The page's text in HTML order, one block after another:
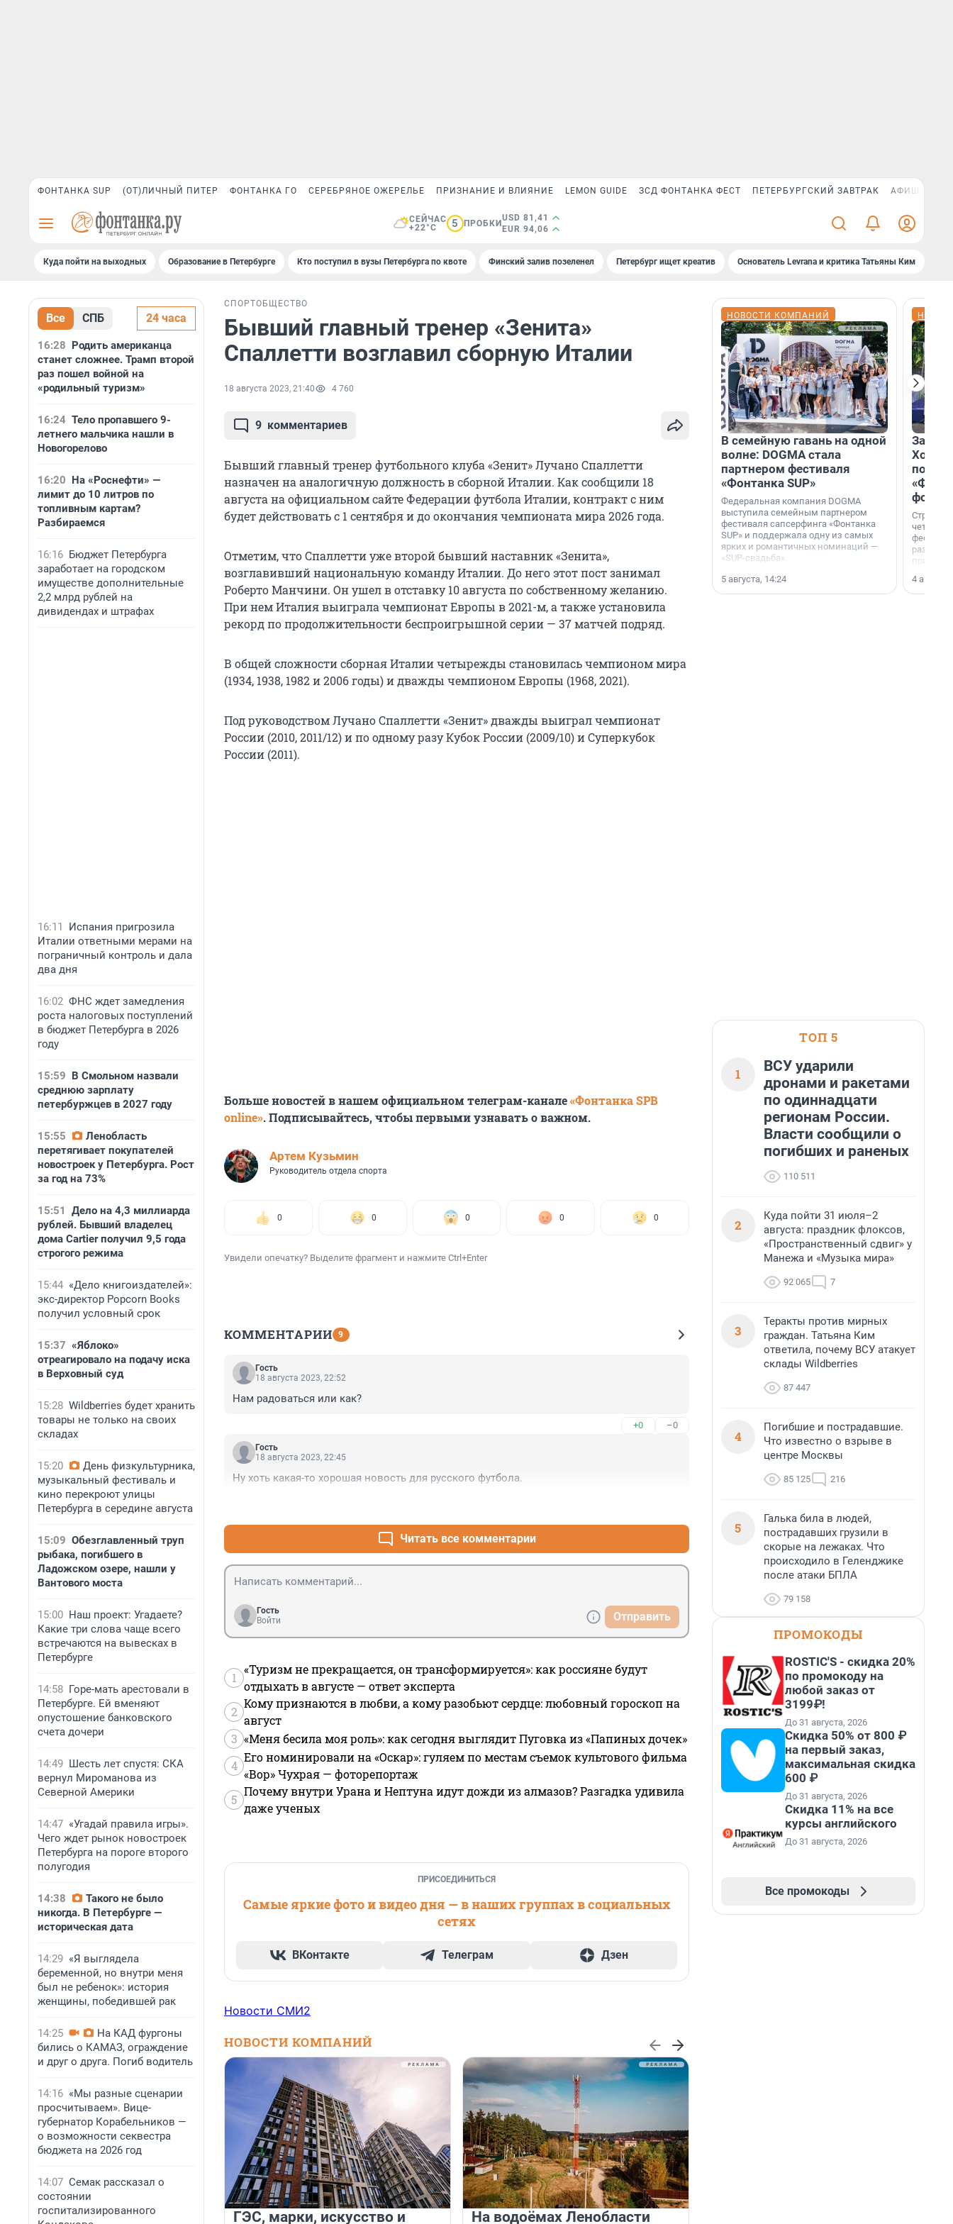
ФОНТАНКА SUP (ОТ)ЛИЧНЫЙ ПИТЕР ФОНТАНКА ГО СЕРЕБРЯНОЕ ОЖЕРЕЛЬЕ ПРИЗНАНИЕ И ВЛИЯНИЕ LEMON GUIDE ЗСД ФОНТАНКА ФЕСТ ПЕТЕРБУРГСКИЙ ЗАВТРАК АФИША PLUS
СЕЙЧАС
+22°C
5 ПРОБКИ
USD 81,41
EUR 94,06
Куда пойти на выходных Образование в Петербурге Кто поступил в вузы Петербурга по квоте Финский залив позеленел Петербург ищет креатив Основатель Levrana и критика Татьяны Ким
Все СПБ 24 часа
16:28 Родить американца
станет сложнее. Трамп второй
раз пошел войной на
«родильный туризм»
16:24 Тело пропавшего 9-
летнего мальчика нашли в
Новогорелово
16:20 На «Роснефти» —
лимит до 10 литров по
топливным картам?
Разбираемся
16:16 Бюджет Петербурга
заработает на городском
имуществе дополнительные
2,2 млрд рублей на
дивидендах и штрафах
16:11
Испания пригрозила
Италии ответными мерами на
пограничный контроль и дала
два дня
16:02 ФНС ждет замедления
роста налоговых поступлений
в бюджет Петербурга в 2026
году
15:59 В Смольном назвали
среднюю зарплату
петербуржцев в 2027 году
15:55
Ленобласть
перетягивает покупателей
новостроек у Петербурга. Рост
за год на 73%
15:51
Дело на 4,3 миллиарда
рублей. Бывший владелец
дома Cartier получил 9,5 года
строгого режима
15:44 «Дело книгоиздателей»:
экс-директор Popcorn Books
получил условный срок
15:37 «Яблоко»
отреагировало на подачу иска
в Верховный суд
15:28 Wildberries будет хранить
товары не только на своих
складах
15:20
День физкультурника,
музыкальный фестиваль и
кино перекроют улицы
Петербурга в середине августа
15:09 Обезглавленный труп
рыбака, погибшего в
Ладожском озере, нашли у
Вантового моста
15:00 Наш проект: Угадаете?
Какие три слова чаще всего
встречаются на вывесках в
Петербурге
14:58 Горе-мать арестовали в
Петербурге. Ей вменяют
опустошение банковского
счета дочери
14:49 Шесть лет спустя: СКА
вернул Мироманова из
Северной Америки
14:47 «Угадай правила игры».
Чего ждет рынок новостроек
Петербурга на пороге второго
полугодия
14:38
Такого не было
никогда. В Петербурге —
историческая дата
14:29 «Я выглядела
беременной, но внутри меня
был не ребенок»: история
женщины, победившей рак
14:25
На КАД фургоны
бились о КАМАЗ, ограждение
и друг о друга. Погиб водитель
14:16 «Мы разные сценарии
просчитываем». Вице-
губернатор Корабельников —
о возможности секвестра
бюджета на 2026 год
14:07 Семак рассказал о
состоянии
госпитализированного
СПОРТОБЩЕСТВО
Бывший главный тренер «Зенита»
Спаллетти возглавил сборную Италии
18 августа 2023, 21:40 4 760
9 комментариев
Бывший главный тренер футбольного клуба «Зенит» Лучано Спаллетти
назначен на аналогичную должность в сборной Италии. Как сообщили 18
августа на официальном сайте Федерации футбола Италии, контракт с ним
будет действовать с 1 сентября и до окончания чемпионата мира 2026 года.
Отметим, что Спаллетти уже второй бывший наставник «Зенита»,
возглавивший национальную команду Италии. До него этот пост занимал
Роберто Манчини. Он ушел в отставку 10 августа по собственному желанию.
При нем Италия выиграла чемпионат Европы в 2021-м, а также установила
рекорд по продолжительности беспроигрышной серии — 37 матчей подряд.
В общей сложности сборная Италии четырежды становилась чемпионом мира
(1934, 1938, 1982 и 2006 годы) и дважды чемпионом Европы (1968, 2021).
Под руководством Лучано Спаллетти «Зенит» дважды выиграл чемпионат
России (2010, 2011/12) и по одному разу Кубок России (2009/10) и Суперкубок
России (2011).
Больше новостей в нашем официальном телеграм-канале«Фонтанка SPB
online». Подписывайтесь, чтобы первыми узнавать о важном.
Артем Кузьмин
Руководитель отдела спорта
0 0 0 0 0
Увидели опечатку? Выделите фрагмент и нажмите Ctrl+Enter
КОММЕНТАРИИ 9
Гость
18 августа 2023, 22:52
Нам радоваться или как?
+0 –0
Гость
18 августа 2023, 22:45
Ну хоть какая-то хорошая новость для русского футбола.
Читать все комментарии
Гость
Войти
Отправить
1
«Туризм не прекращается, он трансформируется»: как россияне будут
отдыхать в августе — ответ эксперта
2
Кому признаются в любви, а кому разобьют сердце: любовный гороскоп на
август
3 «Меня бесила моя роль»: как сегодня выглядит Пуговка из «Папиных дочек»
4
Его номинировали на «Оскар»: гуляем по местам съемок культового фильма
«Вор» Чухрая — фоторепортаж
5
Почему внутри Урана и Нептуна идут дожди из алмазов? Разгадка удивила
даже ученых
ПРИСОЕДИНИТЬСЯ
Самые яркие фото и видео дня — в наших группах в социальных
сетях
ВКонтакте Телеграм Дзен
Новости СМИ2
НОВОСТИ КОМПАНИЙ
ГЭС, марки, искусство и
На водоёмах Ленобласти
НОВОСТИ КОМПАНИЙ
В семейную гавань на одной
волне: DOGMA стала
партнером фестиваля
«Фонтанка SUP»
Федеральная компания DOGMA
выступила семейным партнером
фестиваля сапсерфинга «Фонтанка
SUP» и поддержала одну из самых
ярких и романтичных номинаций —
«SUP-свадьба».
5 августа, 14:24
раз
4
ТОП 5
1
ВСУ ударили
дронами и ракетами
по одиннадцати
регионам России.
Власти сообщили о
погибших и раненых
110 511
2
Куда пойти 31 июля–2
августа: праздник флоксов,
«Пространственный сдвиг» у
Манежа и «Музыка мира»
92 065 7
3
Теракты против мирных
граждан. Татьяна Ким
ответила, почему ВСУ атакует
склады Wildberries
87 447
4
Погибшие и пострадавшие.
Что известно о взрыве в
центре Москвы
85 125 216
5
Галька била в людей,
пострадавших грузили в
скорые на лежаках. Что
происходило в Геленджике
после атаки БПЛА
79 158
ПРОМОКОДЫ
ROSTIC'S - скидка 20%
по промокоду на
любой заказ от
3199₽!
До 31 августа, 2026
Скидка 50% от 800 ₽
на первый заказ,
максимальная скидка
600 ₽
До 31 августа, 2026
Скидка 11% на все
курсы английского
До 31 августа, 2026
Все промокоды